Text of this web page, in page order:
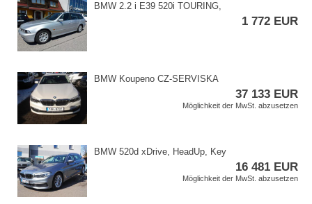
BMW 2.2 i E39 520i TOURING,​
1 772 EUR
BMW Koupeno CZ​-SERVISKA
37 133 EUR
Möglichkeit der MwSt. abzusetzen
BMW 520d xDrive,​ HeadUp,​ Key
16 481 EUR
Möglichkeit der MwSt. abzusetzen